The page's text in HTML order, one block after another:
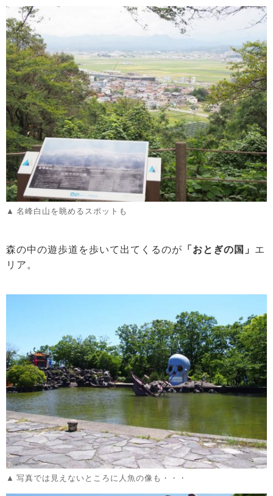
名峰白山を眺めるスポットも
森の中の遊歩道を歩いて出てくるのが 「おとぎの国」 エ
リア。
写真では見えないところに人魚の像も・・・